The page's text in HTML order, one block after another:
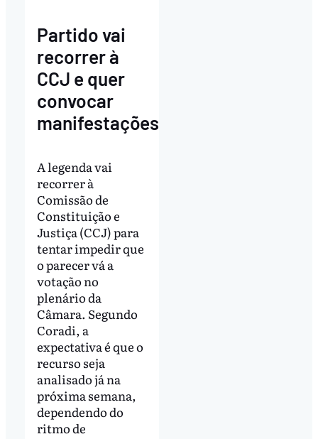
Partido vai
recorrer à
CCJ e quer
convocar
manifestações
A legenda vai
recorrer à
Comissão de
Constituição e
Justiça (CCJ) para
tentar impedir que
o parecer vá a
votação no
plenário da
Câmara. Segundo
Coradi, a
expectativa é que o
recurso seja
analisado já na
próxima semana,
dependendo do
ritmo de